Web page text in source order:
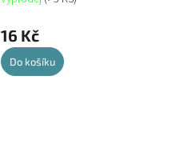
16 Kč
Do košíku